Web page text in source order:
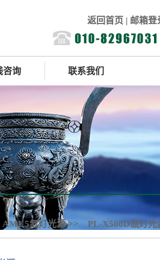
返回首页 | 邮箱登
咨询 联系我们
AM1.5氙灯光源>> PL-X500D氙灯光